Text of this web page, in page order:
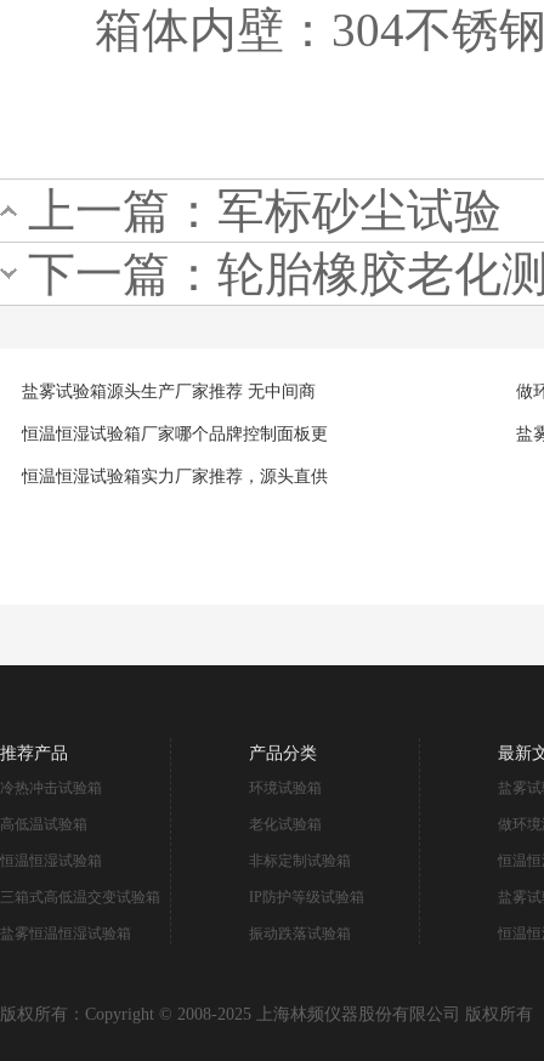
箱体内壁：304不锈
上一篇： 军标砂尘试验
下一篇： 轮胎橡胶老化
盐雾试验箱源头生产厂家推荐 无中间商 做
恒温恒湿试验箱厂家哪个品牌控制面板更 盐
恒温恒湿试验箱实力厂家推荐，源头直供
推荐产品
冷热冲击试验箱
高低温试验箱
恒温恒湿试验箱
三箱式高低温交变试验箱
盐雾恒温恒湿试验箱
产品分类
环境试验箱
老化试验箱
非标定制试验箱
IP防护等级试验箱
振动跌落试验箱
最新
盐雾
做环
恒温
盐雾
恒温
版权所有：Copyright © 2008-2025 上海林频仪器股份有限公司 版权所有